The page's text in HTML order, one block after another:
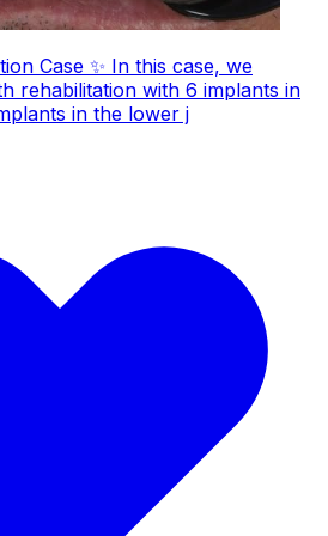
Case ✨ In this case, we
rehabilitation with 6 implants in
in the lower j